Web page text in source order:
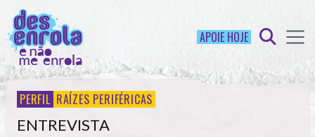
APOIE HOJE
PERFIL RAÍZES PERIFÉRICAS
ENTREVISTA